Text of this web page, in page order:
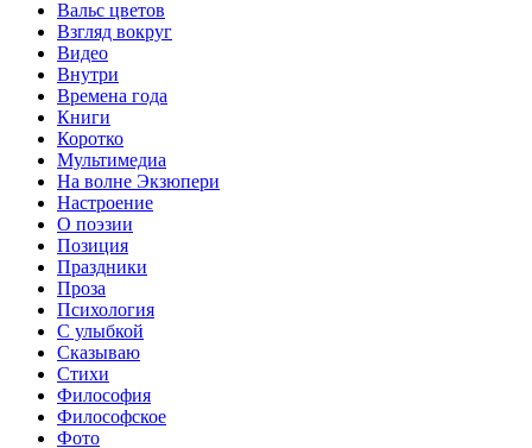
Вальс цветов
Взгляд вокруг
Видео
Внутри
Времена года
Книги
Коротко
Мультимедиа
На волне Экзюпери
Настроение
О поэзии
Позиция
Праздники
Проза
Психология
С улыбкой
Сказываю
Стихи
Философия
Философское
Фото